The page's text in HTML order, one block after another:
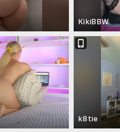
KikiBBW
k8tie